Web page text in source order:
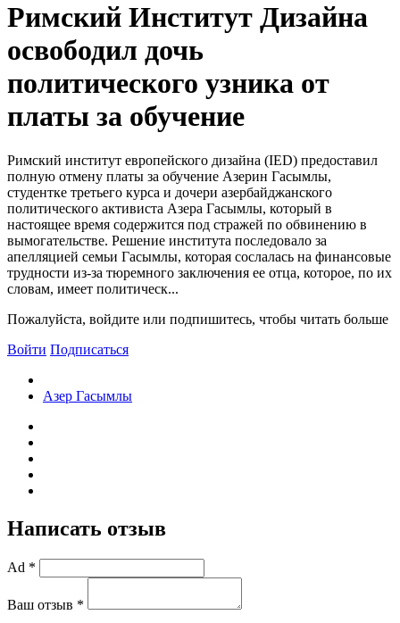
Римский Институт Дизайна
освободил дочь
политического узника от
платы за обучение
Римский институт европейского дизайна (IED) предоставил
полную отмену платы за обучение Азерин Гасымлы,
студентке третьего курса и дочери азербайджанского
политического активиста Азера Гасымлы, который в
настоящее время содержится под стражей по обвинению в
вымогательстве. Решение института последовало за
апелляцией семьи Гасымлы, которая сослалась на финансовые
трудности из-за тюремного заключения ее отца, которое, по их
словам, имеет политическ...
Пожалуйста, войдите или подпишитесь, чтобы читать больше
Войти Подписаться
Азер Гасымлы
Написать отзыв
Ad *
Ваш отзыв *